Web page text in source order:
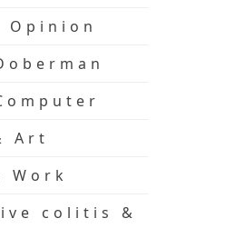
Opinion
Art
Work
colitis &